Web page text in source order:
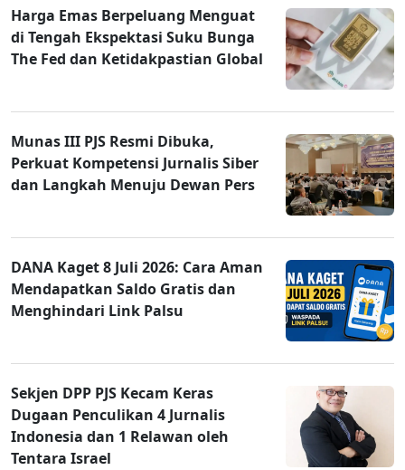
Harga Emas Berpeluang Menguat
di Tengah Ekspektasi Suku Bunga
The Fed dan Ketidakpastian Global
Munas III PJS Resmi Dibuka,
Perkuat Kompetensi Jurnalis Siber
dan Langkah Menuju Dewan Pers
DANA Kaget 8 Juli 2026: Cara Aman
Mendapatkan Saldo Gratis dan
Menghindari Link Palsu
Sekjen DPP PJS Kecam Keras
Dugaan Penculikan 4 Jurnalis
Indonesia dan 1 Relawan oleh
Tentara Israel